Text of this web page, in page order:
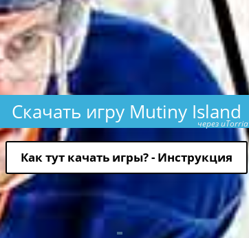
Скачать игру Mutiny Island
через uTorria
Как тут качать игры? - Инструкция